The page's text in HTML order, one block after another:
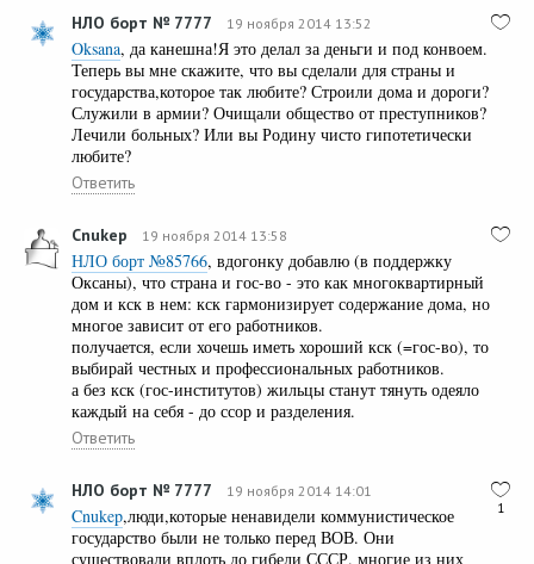
НЛО борт № 7777 19 ноября 2014 13:52
Oksana, да канешна!Я это делал за деньги и под конвоем.
Теперь вы мне скажите, что вы сделали для страны и
государства,которое так любите? Строили дома и дороги?
Служили в армии? Очищали общество от преступников?
Лечили больных? Или вы Родину чисто гипотетически
любите?
Ответить
Cnukep 19 ноября 2014 13:58
НЛО борт №85766, вдогонку добавлю (в поддержку
Оксаны), что страна и гос-во - это как многоквартирный
дом и кск в нем: кск гармонизирует содержание дома, но
многое зависит от его работников.
получается, если хочешь иметь хороший кск (=гос-во), то
выбирай честных и профессиональных работников.
а без кск (гос-институтов) жильцы станут тянуть одеяло
каждый на себя - до ссор и разделения.
Ответить
1
НЛО борт № 7777 19 ноября 2014 14:01
Cnukep,люди,которые ненавидели коммунистическое
государство были не только перед ВОВ. Они
существовали вплоть до гибели СССР. многие из них